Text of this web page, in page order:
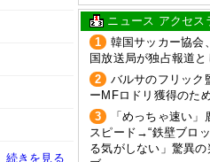
続きを見る
ニュース アクセス
1
韓国サッカー協会
国放送局が独占報道
2
バルサのフリック
ーMFロドリ獲得のた
3
「めっちゃ速い
スピード→“鉄壁ブロ
る気がしない」驚異